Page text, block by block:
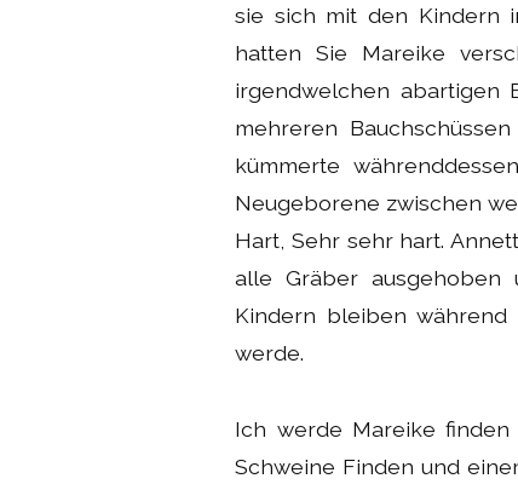
sie sich mit den Kindern
hatten Sie Mareike
irgendwelchen abartigen
mehreren
kümmerte
Neugeborene zwischen
Hart, Sehr sehr hart.
alle Gräber
Kindern bleiben
werde.
Ich werde Mareike
Schweine Finden und